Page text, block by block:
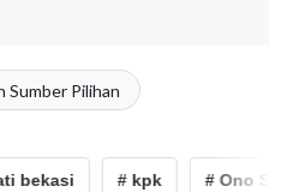
Sumber Pilihan
# kpk # Ono